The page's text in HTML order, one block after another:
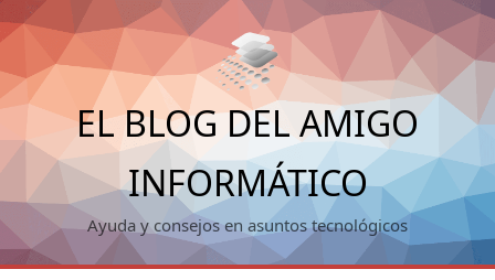
Saltar
al
contenido
EL BLOG DEL AMIGO
INFORMÁTICO
Ayuda y consejos en asuntos tecnológicos